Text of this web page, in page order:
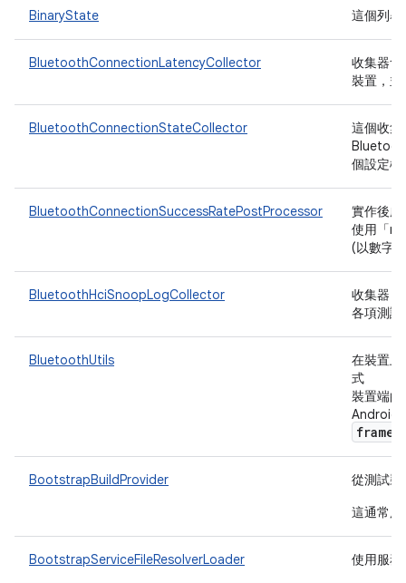
BinaryState 這個列
BluetoothConnectionLatencyCollector
收集器
裝置，
BluetoothConnectionStateCollector
這個收集
個設定
BluetoothConnectionSuccessRatePostProcessor
實作後處
使用「
(以數字
BluetoothHciSnoopLogCollector
收集器，
各項測
BluetoothUtils
在裝置
式
裝置端
Android
BootstrapBuildProvider
從測試
這通常用
BootstrapServiceFileResolverLoader 使用服